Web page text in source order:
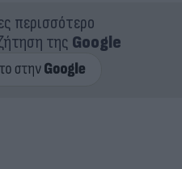
περισσότερο
της Google